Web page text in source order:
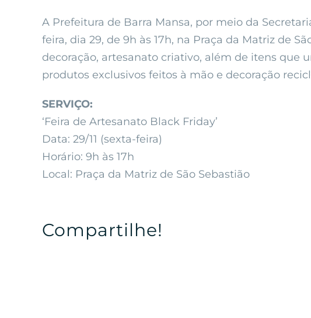
A Prefeitura de Barra Mansa, por meio da
feira, dia 29, de 9h às 17h, na Praça da Matriz de
decoração, artesanato criativo, além de itens que
produtos exclusivos feitos à mão e decoração
SERVIÇO:
‘Feira de Artesanato Black Friday’
Data: 29/11 (sexta-feira)
Horário: 9h às 17h
Local: Praça da Matriz de São Sebastião
Compartilhe!